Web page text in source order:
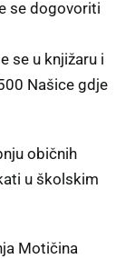
se dogovoriti
se u knjižaru i
Našice gdje
običnih
u školskim
Motičina